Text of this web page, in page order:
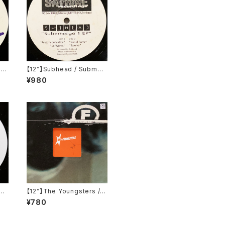
【12”】Subhead / Submer
ge 1 EP (Sativae Recordi
ngs) (tiva006)
¥980
【12”】The Youngsters / E
nd (F Communications)
(F 135)
¥780